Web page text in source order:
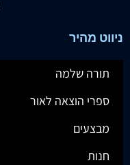
ניווט מהיר
תורה שלמה
ספרי הוצאה לאור
מבצעים
חנות